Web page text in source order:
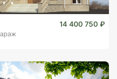
14 400 750 ₽